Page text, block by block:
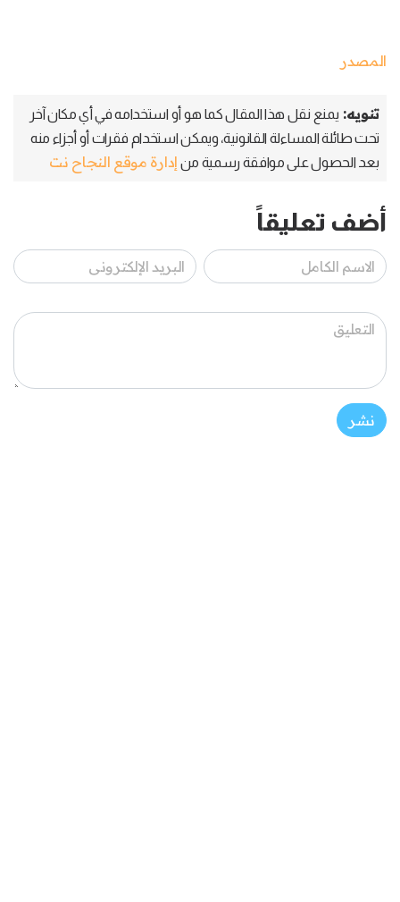
المصدر
تنويه: يمنع نقل هذا المقال كما هو أو استخدامه في أي مكان آخر
تحت طائلة المساءلة القانونية، ويمكن استخدام فقرات أو أجزاء منه
بعد الحصول على موافقة رسمية من إدارة موقع النجاح نت
أضف تعليقاً
نشر